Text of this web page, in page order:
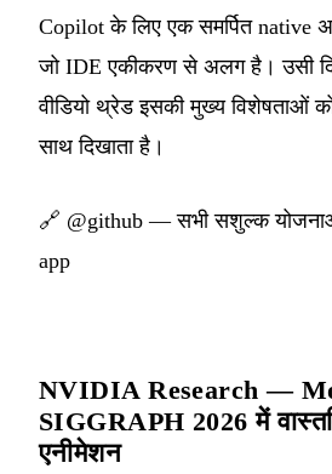
Copilot के लिए एक समर्पित native
जो IDE एकीकरण से अलग है। उसी
वीडियो थ्रेड इसकी मुख्य विशेषताओं
साथ दिखाता है।
🔗 @github — सभी सशुल्क
app
NVIDIA Research —
SIGGRAPH 2026 में
एनीमेशन